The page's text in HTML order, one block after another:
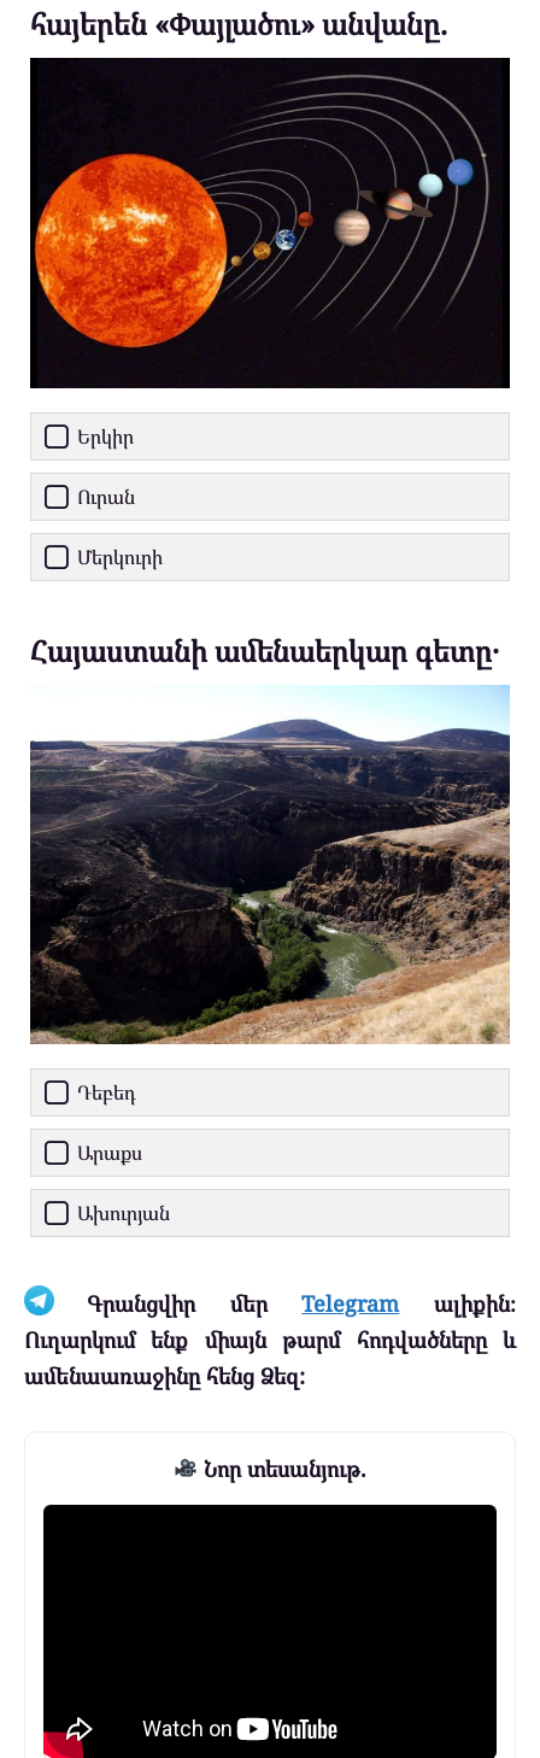
հայերեն «Փայլածու» անվանը.
Երկիր
Ուրան
Մերկուրի
Հայաստանի ամենաերկար գետը․
Դեբեդ
Արաքս
Ախուրյան
Գրանցվիր մերTelegramալիքին։
Ուղարկում ենք միայն թարմ հոդվածները և
ամենաառաջինը հենց Ձեզ:
Նոր տեսանյութ.